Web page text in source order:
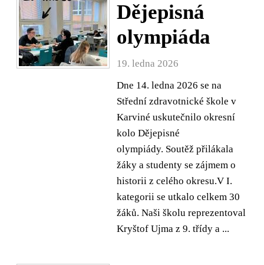
Dějepisná
olympiáda
19. ledna 2026
Dne 14. ledna 2026 se na
Střední zdravotnické škole v
Karviné uskutečnilo okresní
kolo Dějepisné
olympiády. Soutěž přilákala
žáky a studenty se zájmem o
historii z celého okresu.V I.
kategorii se utkalo celkem 30
žáků. Naši školu reprezentoval
Kryštof Ujma z 9. třídy a ...